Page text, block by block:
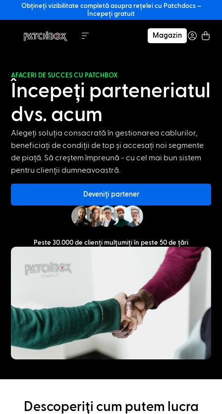
Obțineți vizibilitate completă asupra rețelei cu Patchdocs –
Începeți gratuit
Magazin
AFACERI DE SUCCES CU PATCHBOX
Începeți parteneriatul
dvs. acum
Alegeți soluția consacrată în gestionarea cablurilor,
beneficiați de condiții de top și accesați noi segmente
de piață. Să creștem împreună - cu cel mai bun sistem
pentru clienții dumneavoastră.
Deveniți partener
Peste 30.000 de clienți mulțumiți în peste 50 de țări
Descoperiți cum putem lucra